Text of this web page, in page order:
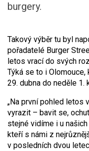
burgery.
Takový výběr tu byl
pořadatelé Burger
letos vrací do svých
Týká se to i
29. dubna do neděle 1.
„Na první pohled letos
vyrazit – bavit se,
stejné vidíme i u
kteří s námi z
v posledních dvou